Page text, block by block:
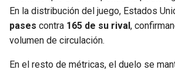
En la distribución del juego, Estados
pases contra 165 de su rival,
volumen de circulación.
En el resto de métricas, el duelo se